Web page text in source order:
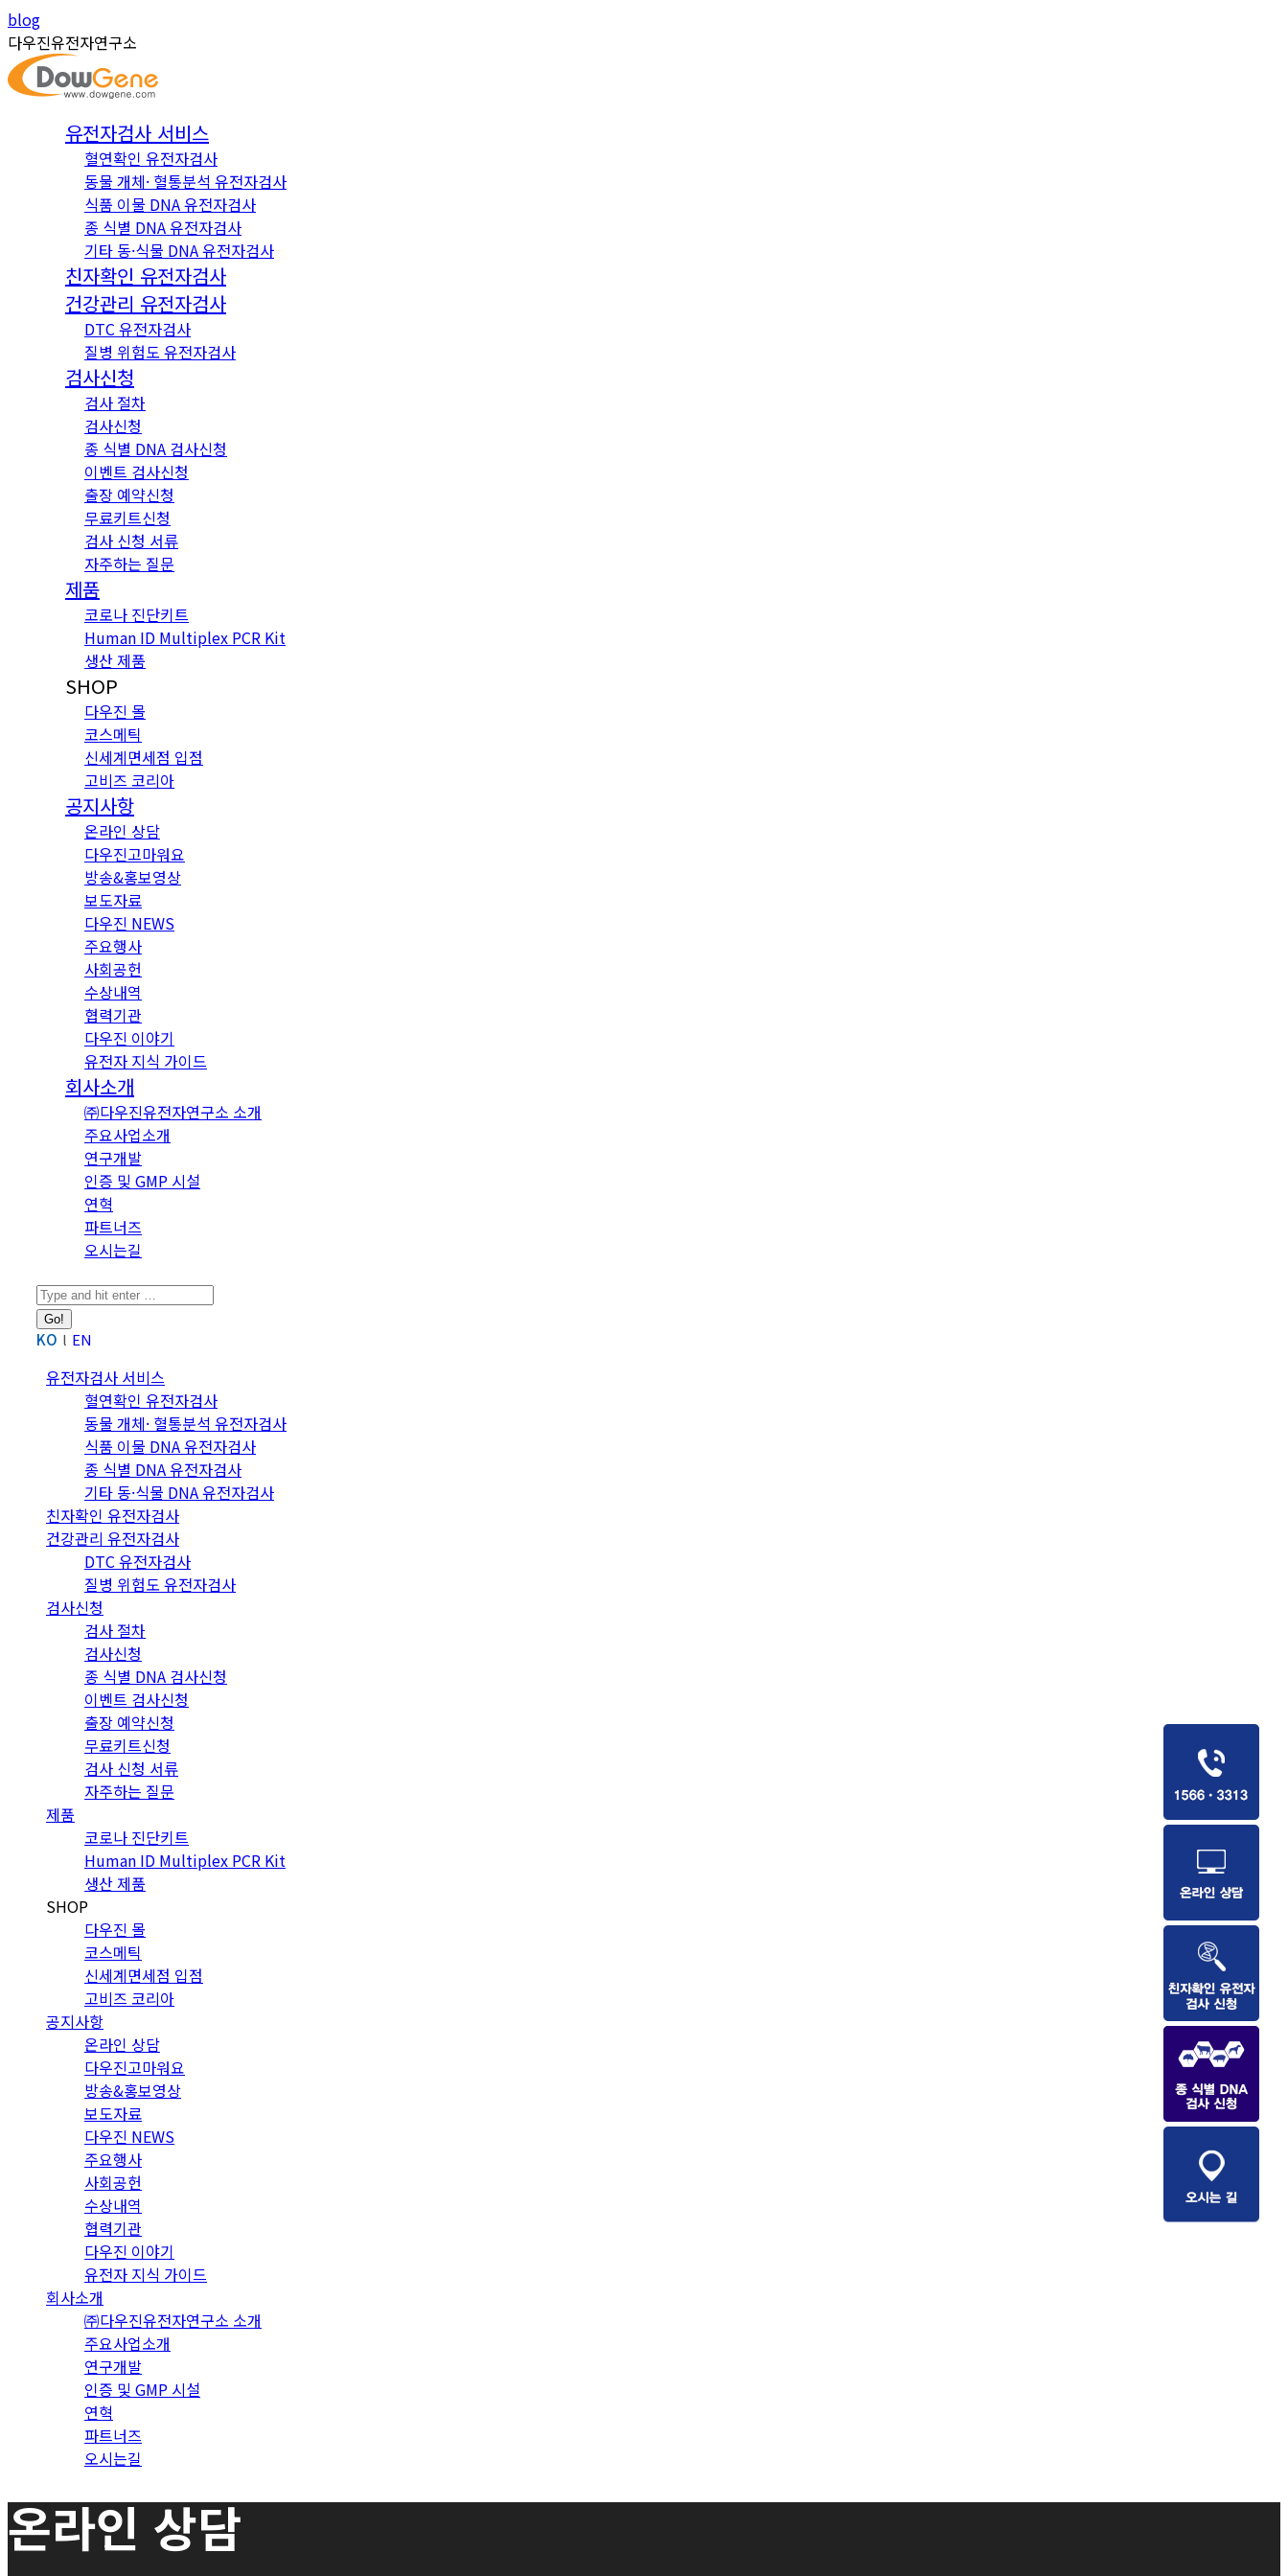
Skip
to
content
Instagram
page
opens
in
YouTube
page
opens
in
blog
다우진유전자연구소
유전자검사 서비스
혈연확인 유전자검사
동물 개체· 혈통분석 유전자검사
식품 이물 DNA 유전자검사
종 식별 DNA 유전자검사
기타 동·식물 DNA 유전자검사
친자확인 유전자검사
건강관리 유전자검사
DTC 유전자검사
질병 위험도 유전자검사
검사신청
검사 절차
검사신청
종 식별 DNA 검사신청
이벤트 검사신청
출장 예약신청
무료키트신청
검사 신청 서류
자주하는 질문
제품
코로나 진단키트
Human ID Multiplex PCR Kit
생산 제품
SHOP
다우진 몰
코스메틱
신세계면세점 입점
고비즈 코리아
공지사항
온라인 상담
다우진고마워요
방송&홍보영상
보도자료
다우진 NEWS
주요행사
사회공헌
수상내역
협력기관
다우진 이야기
유전자 지식 가이드
회사소개
㈜다우진유전자연구소 소개
주요사업소개
연구개발
인증 및 GMP 시설
연혁
파트너즈
오시는길
Search:
KO EN
유전자검사 서비스
혈연확인 유전자검사
동물 개체· 혈통분석 유전자검사
식품 이물 DNA 유전자검사
종 식별 DNA 유전자검사
기타 동·식물 DNA 유전자검사
친자확인 유전자검사
건강관리 유전자검사
DTC 유전자검사
질병 위험도 유전자검사
검사신청
검사 절차
검사신청
종 식별 DNA 검사신청
이벤트 검사신청
출장 예약신청
무료키트신청
검사 신청 서류
자주하는 질문
제품
코로나 진단키트
Human ID Multiplex PCR Kit
생산 제품
SHOP
다우진 몰
코스메틱
신세계면세점 입점
고비즈 코리아
공지사항
온라인 상담
다우진고마워요
방송&홍보영상
보도자료
다우진 NEWS
주요행사
사회공헌
수상내역
협력기관
다우진 이야기
유전자 지식 가이드
회사소개
㈜다우진유전자연구소 소개
주요사업소개
연구개발
인증 및 GMP 시설
연혁
파트너즈
오시는길
온라인 상담